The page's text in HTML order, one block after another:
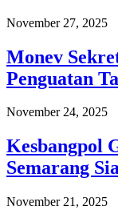
November 27, 2025
Monev
Penguatan
November 24, 2025
Kesbangpol
Semarang
November 21, 2025